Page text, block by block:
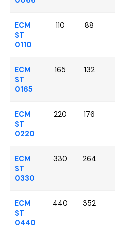
ECM
ST
0110
110 88
ECM
ST
0165
165 132
ECM
ST
0220
220 176
ECM
ST
0330
330 264
ECM
ST
0440
440 352